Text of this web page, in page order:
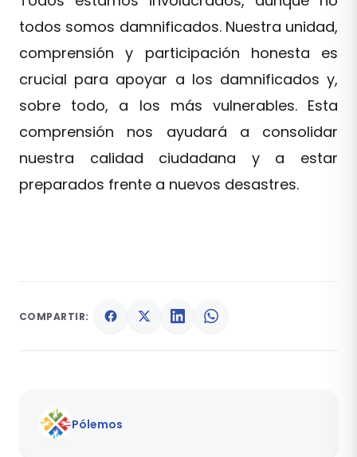
todos somos damnificados. Nuestra unidad,
comprensión y participación honesta es
crucial para apoyar a los damnificados y,
sobre todo, a los más vulnerables. Esta
comprensión nos ayudará a consolidar
nuestra calidad ciudadana y a estar
preparados frente a nuevos desastres.
COMPARTIR:
Pólemos